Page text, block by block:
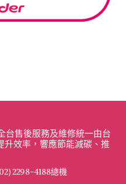
台售後服務及維修統一由台
升效率，響應節能減碳、推
2298-4188總機